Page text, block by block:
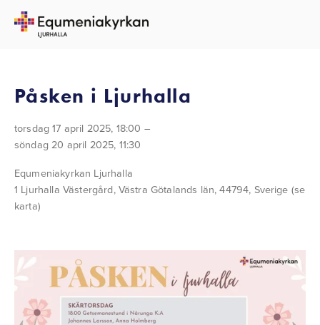
TILLBAKA TILL ALLA EVENEMANG
Påsken i Ljurhalla
torsdag 17 april 2025 18:00
söndag 20 april 2025 11:30
Equmeniakyrkan Ljurhalla
1 Ljurhalla Västergård Västra Götalands län, 44794 Sverige (se
karta)